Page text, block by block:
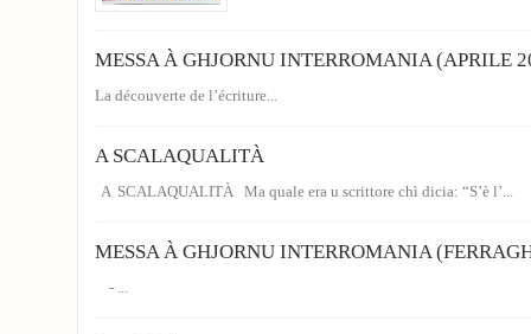
MESSA À GHJORNU INTERROMANIA (APRILE
La découverte de l’écriture...
A SCALAQUALITÀ
A SCALAQUALITÀ Ma quale era u scrittore chì dicia: “S’è l’...
MESSA À GHJORNU INTERROMANIA
- ...